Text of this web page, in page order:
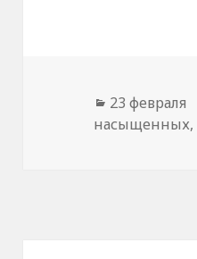
Рубрики
23 февраля
насыщенных,